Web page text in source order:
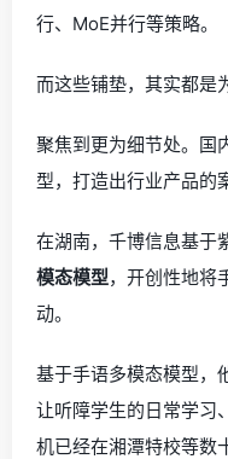
行、MoE并行等策略。
而这些铺垫，其实都是
聚焦到更为细节处。国
型，打造出行业产品的
在湖南，千博信息基于
模态模型，开创性地将
动。
基于手语多模态模型，
让听障学生的日常学习
机已经在湘潭特校等数